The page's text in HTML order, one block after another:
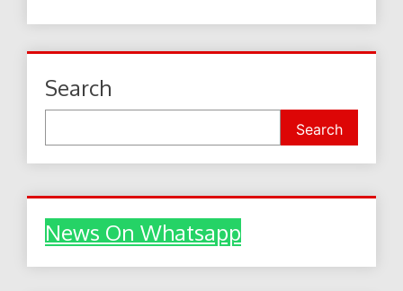
Search
Search
News On Whatsapp